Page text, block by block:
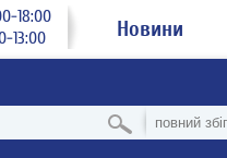
18:00
13:00
Новини